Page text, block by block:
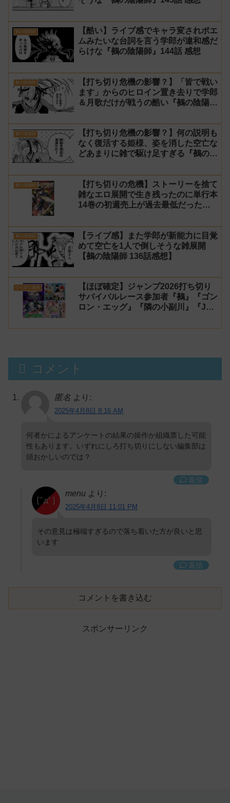
鵺の陰陽師
【酷い】ライブ感でキャラ変されポエ
ムみたいな台詞を言う学郎が違和感だ
らけな『鵺の陰陽師』144話 感想
鵺の陰陽師
【打ち切り危機の影響？】「皆で戦い
ます」からのヒロイン置き去りで学郎
＆月歌だけが戦うの酷い『鵺の陰陽
鵺の陰陽師
【打ち切り危機の影響？】何の説明も
なく復活する姫様、姿を消した空亡な
どあまりに雑で駆け足すぎる『鵺の陰
鵺の陰陽師
【打ち切りの危機】ストーリーを捨て
雑なエロ展開で生き残ったのに単行本
14巻の初週売上が過去最低だった
鵺の陰陽師
【ライブ感】また学郎が新能力に目覚
めて空亡を1人で倒しそうな雑展開
【鵺の陰陽師 136話感想】
打ち切り漫画
【ほぼ確定】ジャンプ2026打ち切り
サバイバルレース参加者『鵺』『ゴン
ロン・エッグ』『隣の小副川』『JK
コメント
匿名 より:
2025年4月8日 8:16 AM
何者かによるアンケートの結果の操作か組織票した可能
性もあります。いずれにしろ打ち切りにしない編集部は
頭おかしいのでは？
返信
menu より:
2025年4月8日 11:01 PM
その意見は極端すぎるので落ち着いた方が良いと思
います
返信
コメントを書き込む
スポンサーリンク